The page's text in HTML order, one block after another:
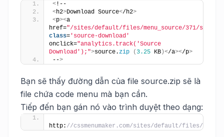
< !--
<h2>Download Source</h2>
<p><a
href="/sites/default/files/menu_source/371/
class= 'source-download'
onclick="analytics.track('Source
Download');">source.zip ( 3.25 KB )</a></p>
-->
Bạn sẽ thấy đường dẫn của file source.zip sẽ là
file chứa code menu mà bạn cần.
Tiếp đến bạn gán nó vào trình duyệt theo dạng:
http: //cssmenumaker.com/sites/default/files/